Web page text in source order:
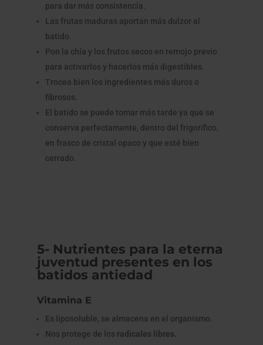
para dar más consistencia.
Las frutas maduras aportan más dulzor al
batido.
Pon la chía y los frutos secos en remojo previo
para activarlos y hacerlos más digestibles.
Trocea bien los ingredientes más duros o
fibrosos.
El batido se puede tomar más tarde ya que se
conserva perfectamente, dentro del frigorífico,
en frasco de cristal opaco y que esté bien
cerrado.
5- Nutrientes para la eterna
juventud presentes en los
batidos antiedad
Vitamina E
Es liposoluble, se almacena en el organismo.
Nos protege de los radicales libres.